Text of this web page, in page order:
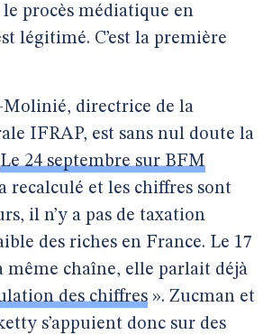
procès médiatique en
légitimé. C’est la première
directrice de la
IFRAP, est sans nul doute la
Le 24 septembre sur BFM
recalculé et les chiffres sont
il n’y a pas de taxation
des riches en France. Le 17
même chaîne, elle parlait déjà
des chiffres ». Zucman et
s’appuient donc sur des